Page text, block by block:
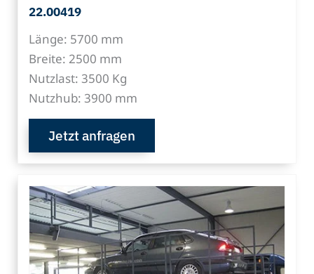
22.00419
Länge: 5700 mm
Breite: 2500 mm
Nutzlast: 3500 Kg
Nutzhub: 3900 mm
Jetzt anfragen